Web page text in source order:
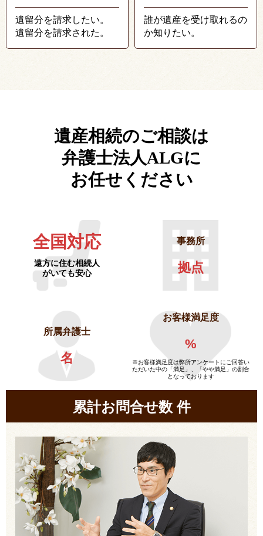
遺留分を請求したい。
遺留分を請求された。
誰が遺産を受け取れるの
か知りたい。
遺産相続のご相談は
弁護士法人ALGに
お任せください
全国対応
遠方に住む相続人
がいても安心
事務所
拠点
所属弁護士
名
お客様満足度
%
※お客様満足度は弊所アンケートにご回答い
ただいた中の「満足」、「やや満足」の割合
となっております
累計お問合せ数件